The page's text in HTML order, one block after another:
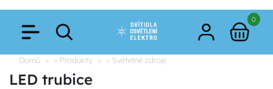
0
Domů > Produkty > Světelné zdroje
LED trubice